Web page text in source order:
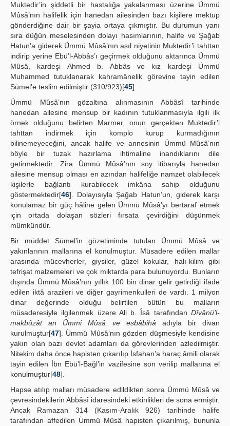
Muktedir’in şiddetli bir hastalığa yakalanması üzerine Ümmü
Mûsâ’nın halifelik için hanedan ailesinden bazı kişilere mektup
gönderdiğine dair bir şayia ortaya çıkmıştır. Bu durumun yanı
sıra düğün meselesinden dolayı hasımlarının, halife ve Şağab
Hatun’a giderek Ümmü Mûsâ’nın asıl niyetinin Muktedir’i tahttan
indirip yerine Ebü’l-Abbâs’ı geçirmek olduğunu aktarınca Ümmü
Mûsâ, kardeşi Ahmed b. Abbâs ve kız kardeşi Ümmü
Muhammed tutuklanarak kahramânelik görevine tayin edilen
Sümel’e teslim edilmiştir (310/923)[45].
Ümmü Mûsâ’nın gözaltına alınmasının Abbâsî tarihinde
hanedan ailesine mensup bir kadının tutuklanmasıyla ilgili ilk
örnek olduğunu belirten Marmer, onun gerçekten Muktedir’i
tahttan indirmek için komplo kurup kurmadığının
bilinemeyeceğini, ancak halife ve annesinin Ümmü Mûsâ’nın
böyle bir tuzak hazırlama ihtimaline inandıklarını dile
getirmektedir. Zira Ümmü Mûsâ’nın soy itibarıyla hanedan
ailesine mensup olması en azından halifeliğe namzet olabilecek
kişilerle bağlantı kurabilecek imkâna sahip olduğunu
göstermektedir[46]. Dolayısıyla Şağab Hatun’un, giderek karşı
konulamaz bir güç hâline gelen Ümmü Mûsâ’yı bertaraf etmek
için ortada dolaşan sözleri fırsata çevirdiğini düşünmek
mümkündür.
Bir müddet Sümel’in gözetiminde tutulan Ümmü Mûsâ ve
yakınlarının mallarına el konulmuştur. Müsadere edilen mallar
arasında mücevherler, giysiler, güzel kokular, halı-kilim gibi
tefrişat malzemeleri ve çok miktarda para bulunuyordu. Bunların
dışında Ümmü Mûsâ’nın yıllık 100 bin dinar gelir getirdiği ifade
edilen iktâ arazileri ve diğer gayrimenkulleri de vardı. 1 milyon
dinar değerinde olduğu belirtilen bütün bu malların
müsaderesiyle ilgilenmek üzere Ali b. Îsâ tarafından Dîvânü’l-
makbûzât an Ümmi Mûsâ ve esbâbihâ adıyla bir divan
kurulmuştur[47]. Ümmü Mûsâ’nın gözden düşmesiyle kendisine
yakın olan bazı devlet adamları da görevlerinden azledilmiştir.
Nitekim daha önce hapisten çıkarılıp İsfahan’a haraç âmili olarak
tayin edilen İbn Ebü’l-Bağl’in vazifesine son verilip mallarına el
konulmuştur[48].
Hapse atılıp malları müsadere edildikten sonra Ümmü Mûsâ ve
çevresindekilerin Abbâsî idaresindeki etkinlikleri de sona ermiştir.
Ancak Ramazan 314 (Kasım-Aralık 926) tarihinde halife
tarafından affedilen Ümmü Mûsâ hapisten çıkarılmış, bununla